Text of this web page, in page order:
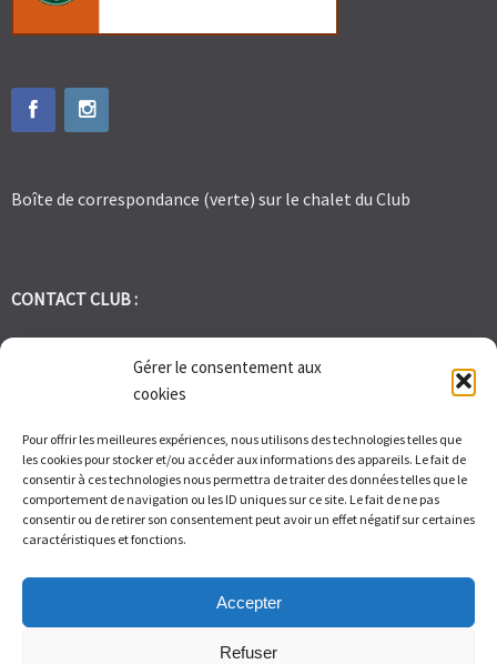
Gérer le consentement aux
cookies
Pour offrir les meilleures expériences, nous utilisons des technologies telles que
les cookies pour stocker et/ou accéder aux informations des appareils. Le fait de
consentir à ces technologies nous permettra de traiter des données telles que le
comportement de navigation ou les ID uniques sur ce site. Le fait de ne pas
consentir ou de retirer son consentement peut avoir un effet négatif sur certaines
caractéristiques et fonctions.
Accepter
Refuser
Boîte de correspondance (verte) sur le chalet du Club
CONTACT CLUB :
tennis.club.avignon@orange.fr
1 Bd des Frères Reboul 30400 Villeneuve les Avignon
Du Lundi au Vendredi de 9h à 12h et de 14h à 17h – Samedi de 9H
à 11H